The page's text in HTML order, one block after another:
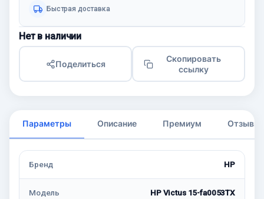
Быстрая доставка
Нет в наличии
Поделиться
Скопировать
ссылку
Параметры Описание Премиум Отзывы
Бренд HP
Модель HP Victus 15-fa0053TX